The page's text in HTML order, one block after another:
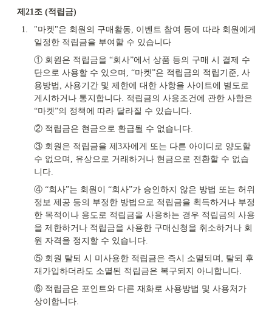
제21조 (적립금)
1.
"마켓"은 회원의 구매활동, 이벤트 참여 등에 따라 회원에게
일정한 적립금을 부여할 수 있습니다
① 회원은 적립금을 “회사”에서 상품 등의 구매 시 결제 수
단으로 사용할 수 있으며, “마켓”은 적립금의 적립기준, 사
용방법, 사용기간 및 제한에 대한 사항을 사이트에 별도로
게시하거나 통지합니다. 적립금의 사용조건에 관한 사항은
“마켓”의 정책에 따라 달라질 수 있습니다.
② 적립금은 현금으로 환급될 수 없습니다.
③ 회원은 적립금을 제3자에게 또는 다른 아이디로 양도할
수 없으며, 유상으로 거래하거나 현금으로 전환할 수 없습
니다.
④ “회사”는 회원이 “회사”가 승인하지 않은 방법 또는 허위
정보 제공 등의 부정한 방법으로 적립금을 획득하거나 부정
한 목적이나 용도로 적립금을 사용하는 경우 적립금의 사용
을 제한하거나 적립금을 사용한 구매신청을 취소하거나 회
원 자격을 정지할 수 있습니다.
⑤ 회원 탈퇴 시 미사용한 적립금은 즉시 소멸되며, 탈퇴 후
재가입하더라도 소멸된 적립금은 복구되지 아니합니다.
⑥ 적립금은 포인트와 다른 재화로 사용방법 및 사용처가
상이합니다.